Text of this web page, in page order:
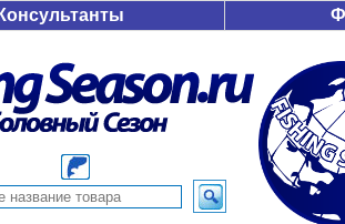
Консультанты